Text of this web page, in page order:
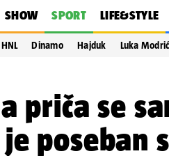
SHOW SPORT LIFE&STYLE
HNL Dinamo Hajduk Luka Modrić
priča se
poseban